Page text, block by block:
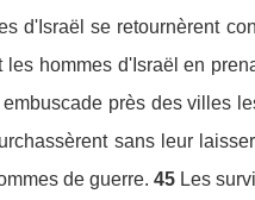
d'Israël se retournèrent
les hommes d'Israël en
près des villes
sans leur
de guerre. 45 Les